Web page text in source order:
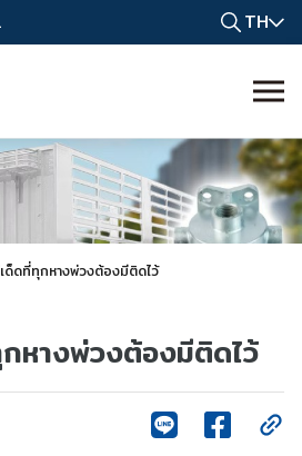
TH
ด็ดที่ทุกหางพ่วงต้องมีติดไว้
หางพ่วงต้องมีติดไว้